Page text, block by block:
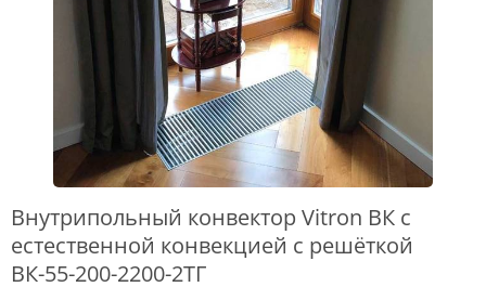
Внутрипольный конвектор Vitron ВК с
естественной конвекцией с решёткой
ВК-55-200-2200-2ТГ